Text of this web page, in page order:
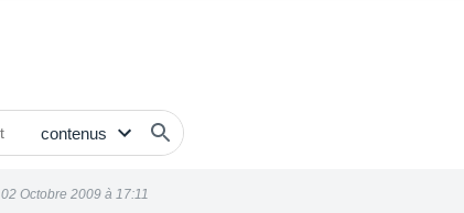
02 Octobre 2009 à 17:11